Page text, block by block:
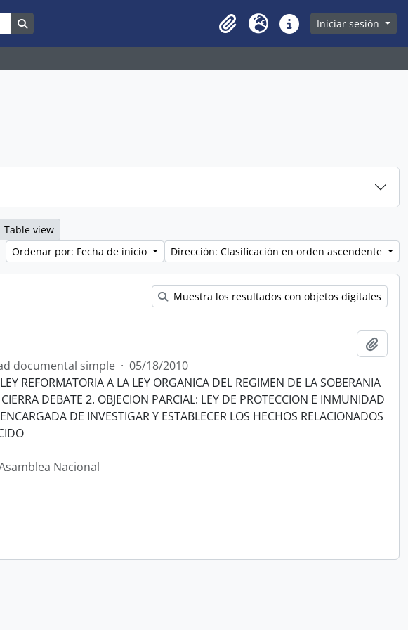
Clipboard
Idioma Enlaces rápidos
Iniciar sesión
Table view
Ordenar por: Fecha de inicio
Dirección: Clasificación en orden ascendente
Muestra los resultados con objetos digitales
documental simple · 05/18/2010
REFORMATORIA A LA LEY ORGANICA DEL REGIMEN DE LA SOBERANIA
DEBATE 2. OBJECION PARCIAL: LEY DE PROTECCION E INMUNIDAD
DE INVESTIGAR Y ESTABLECER LOS HECHOS RELACIONADOS
Nacional